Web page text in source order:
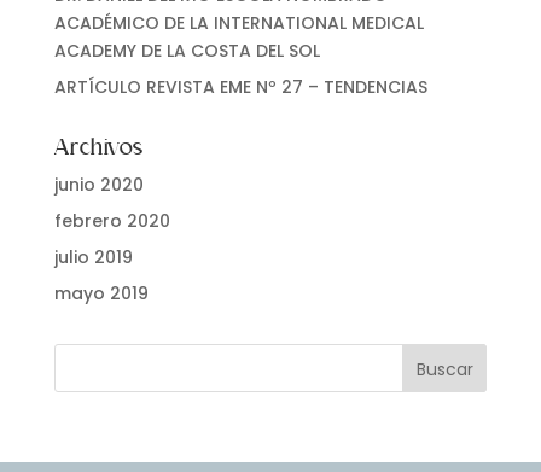
ACADÉMICO DE LA INTERNATIONAL MEDICAL
ACADEMY DE LA COSTA DEL SOL
ARTÍCULO REVISTA EME Nº 27 – TENDENCIAS
Archivos
junio 2020
febrero 2020
julio 2019
mayo 2019